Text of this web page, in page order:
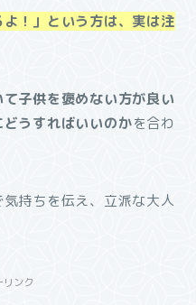
よ！」という方は、実は注
子供を褒めない方が良い
うすればいいのかを合わ
持ちを伝え、立派な大人
リンク